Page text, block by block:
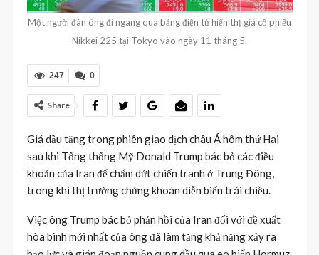
Một người đàn ông đi ngang qua bảng điện tử hiển thị giá cổ phiếu
Nikkei 225 tại Tokyo vào ngày 11 tháng 5.
0
247
Share
Giá dầu tăng trong phiên giao dịch châu Á hôm thứ Hai
sau khi Tổng thống Mỹ Donald Trump bác bỏ các điều
khoản của Iran để chấm dứt chiến tranh ở Trung Đông,
trong khi thị trường chứng khoán diễn biến trái chiều.
Việc ông Trump bác bỏ phản hồi của Iran đối với đề xuất
hòa bình mới nhất của ông đã làm tăng khả năng xảy ra